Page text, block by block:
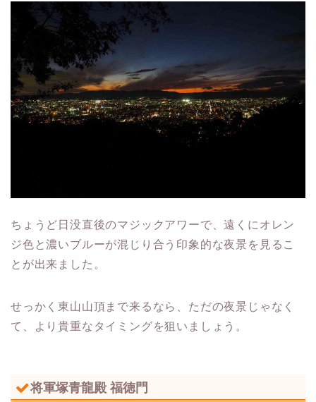
ちょうど日没直後のマジックアワーで、遠くにオレン
ジ色と濃いブルーが混じり合う印象的な夜景を見るこ
とが出来ました。
せっかく東山山頂まで来るなら、ただの夜景じゃなく
て、より貴重なタイミングを狙いましょう。
将軍塚青龍殿 福徳門